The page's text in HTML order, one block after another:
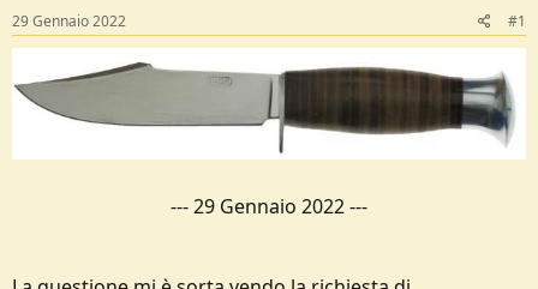
D
i
s
c
u
i
z
i
29 Gennaio 2022 #1
---29 Gennaio 2022---